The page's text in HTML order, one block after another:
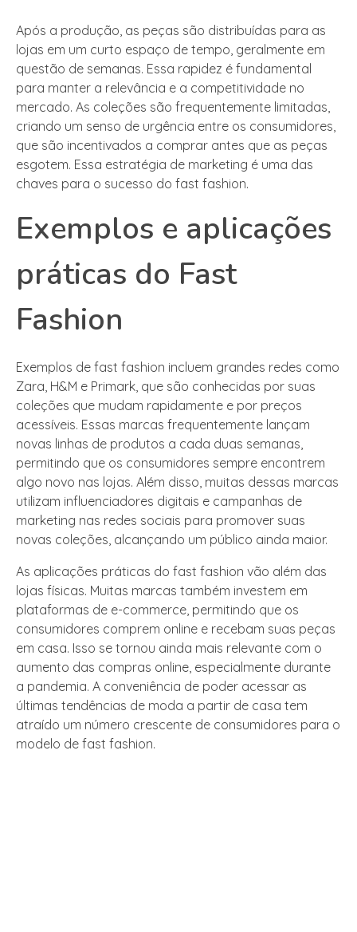
Após a produção, as peças são distribuídas para as
lojas em um curto espaço de tempo, geralmente em
questão de semanas. Essa rapidez é fundamental
para manter a relevância e a competitividade no
mercado. As coleções são frequentemente limitadas,
criando um senso de urgência entre os consumidores,
que são incentivados a comprar antes que as peças
esgotem. Essa estratégia de marketing é uma das
chaves para o sucesso do fast fashion.
Exemplos e aplicações
práticas do Fast
Fashion
Exemplos de fast fashion incluem grandes redes como
Zara, H&M e Primark, que são conhecidas por suas
coleções que mudam rapidamente e por preços
acessíveis. Essas marcas frequentemente lançam
novas linhas de produtos a cada duas semanas,
permitindo que os consumidores sempre encontrem
algo novo nas lojas. Além disso, muitas dessas marcas
utilizam influenciadores digitais e campanhas de
marketing nas redes sociais para promover suas
novas coleções, alcançando um público ainda maior.
As aplicações práticas do fast fashion vão além das
lojas físicas. Muitas marcas também investem em
plataformas de e-commerce, permitindo que os
consumidores comprem online e recebam suas peças
em casa. Isso se tornou ainda mais relevante com o
aumento das compras online, especialmente durante
a pandemia. A conveniência de poder acessar as
últimas tendências de moda a partir de casa tem
atraído um número crescente de consumidores para o
modelo de fast fashion.